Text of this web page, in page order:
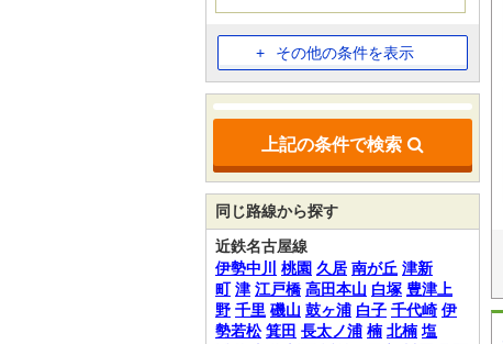
その他の条件を表示
上記の条件で検索
同じ路線から探す
近鉄名古屋線
伊勢中川
桃園 久居 南が丘 津新
町 津 江戸橋 高田本山 白塚 豊津上
野 千里 磯山 鼓ヶ浦 白子 千代崎 伊
勢若松 箕田 長太ノ浦 楠 北楠 塩